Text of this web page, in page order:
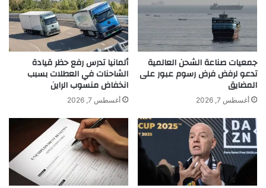
khabar3ajeldubai.com — الأسهم العالمية ترتفع والنفط
يتراجع بعد إعلان ترامب تقدماً في المحادثات مع إيران
الأسهم العالمية ترتفع والنفط
يتراجع
ي
ض
إ
ل
ى
.
6
%
خ
و
ي
ف
ت
ت
ح
ن
ج
ل
س
جمعيات صناعة الشحن العالمية
تدعو لرفض فرض رسوم عبور على
المضايق
أغسطس 7, 2026
ألمانيا تدرس رفع حظر قيادة
الشاحنات في العطلات بسبب
انخفاض منسوب الراين
أغسطس 7, 2026